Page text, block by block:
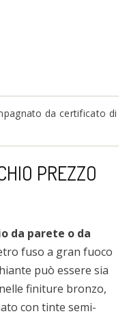
da certificato di
PREZZO
da parete o da
fuso a gran fuoco
può essere sia
finiture bronzo,
con tinte semi-